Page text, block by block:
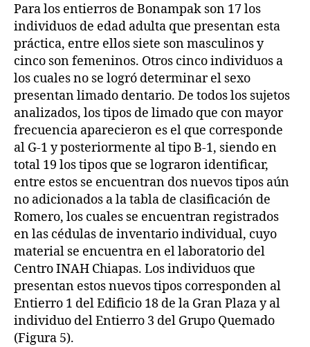
Para los entierros de Bonampak son 17 los
individuos de edad adulta que presentan esta
práctica, entre ellos siete son masculinos y
cinco son femeninos. Otros cinco individuos a
los cuales no se logró determinar el sexo
presentan limado dentario. De todos los sujetos
analizados, los tipos de limado que con mayor
frecuencia aparecieron es el que corresponde
al G-1 y posteriormente al tipo B-1, siendo en
total 19 los tipos que se lograron identificar,
entre estos se encuentran dos nuevos tipos aún
no adicionados a la tabla de clasificación de
Romero, los cuales se encuentran registrados
en las cédulas de inventario individual, cuyo
material se encuentra en el laboratorio del
Centro INAH Chiapas. Los individuos que
presentan estos nuevos tipos corresponden al
Entierro 1 del Edificio 18 de la Gran Plaza y al
individuo del Entierro 3 del Grupo Quemado
(Figura 5).